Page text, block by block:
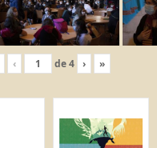
‹ de4 › »